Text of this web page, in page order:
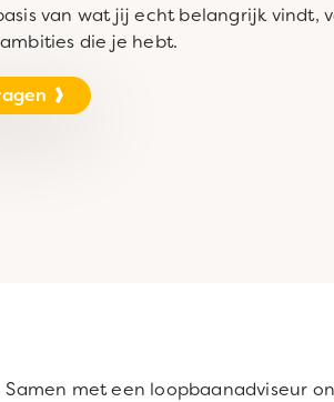
van wat jij echt belangrijk vindt,
die je hebt.
met een loopbaanadviseur